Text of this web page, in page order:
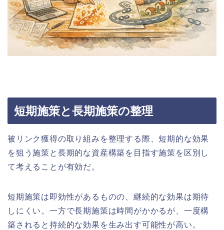
短期施策と長期施策の整理
被リンク獲得の取り組みを整理する際、短期的な効果
を狙う施策と長期的な資産構築を目指す施策を区別し
て考えることが有効だ。
短期施策は即効性があるものの、継続的な効果は期待
しにくい。一方で長期施策は時間がかかるが、一度構
築されると持続的な効果を生み出す可能性が高い。